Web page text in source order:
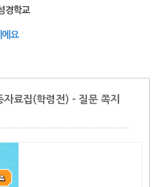
경학교
에요
료집(학령전) - 질문 쪽지